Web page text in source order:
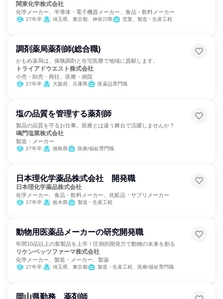
関東化学株式会社
化学メーカー、半導体・電子機器メーカー、食品・飲料メーカー
27年卒 埼玉県、東京都、神奈川県 営業、製造・生産工程
調剤薬局薬剤師(総合職)
かもめ薬局は、保険調剤と在宅医療で地域に貢献します。
トライアドウエスト株式会社
小売・卸売・商社、医療・病院
27年卒 大阪府、兵庫県 医薬品専門職
塩の品質を管理する薬剤師
製品の品質を守るお仕事。医療とは違う舞台で活躍しませんか？
鳴門塩業株式会社
製造・メーカー
27年卒 徳島県 医療/福祉専門職
日本理化学薬品株式会社 開発職
日本理化学薬品株式会社
化学メーカー、食品・飲料メーカー、化粧品・サプリメーカー
27年卒 栃木県 製造・生産工程
動物用医薬品メーカーの研究開発職
年間10品以上の新製品を上市！圧倒的開発力で動物の未来を創る
リケンベッツファーマ株式会社
化学メーカー、製造・メーカー、製薬
27年卒 埼玉県、東京都 製造・生産工程、医療/福祉専門職
岡山県勤務 薬剤師